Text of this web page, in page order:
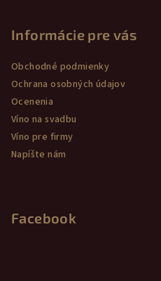
Informácie pre vás
Obchodné podmienky
Ochrana osobných údajov
Ocenenia
Víno na svadbu
Víno pre firmy
Napíšte nám
Facebook